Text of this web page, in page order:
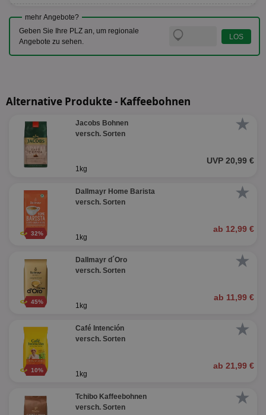
mehr Angebote?
Geben Sie Ihre PLZ an, um regionale
Angebote zu sehen.
Alternative Produkte - Kaffeebohnen
★
Jacobs Bohnen
versch. Sorten
UVP 20,99 €
1kg
★
32%
Dallmayr Home Barista
versch. Sorten
ab 12,99 €
1kg
★
45%
Dallmayr d´Oro
versch. Sorten
ab 11,99 €
1kg
★
10%
Café Intención
versch. Sorten
ab 21,99 €
1kg
★
Tchibo Kaffeebohnen
versch. Sorten